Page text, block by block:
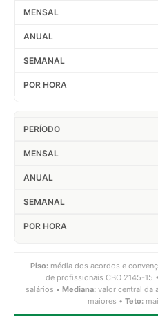
Piso: média dos acordos e
de profissionais CBO 2145-15 •
salários • Mediana: valor central da
maiores • Teto: